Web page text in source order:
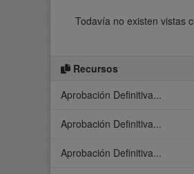
Todavía no existen vistas
Recursos
Aprobación Definitiva...
Aprobación Definitiva...
Aprobación Definitiva...